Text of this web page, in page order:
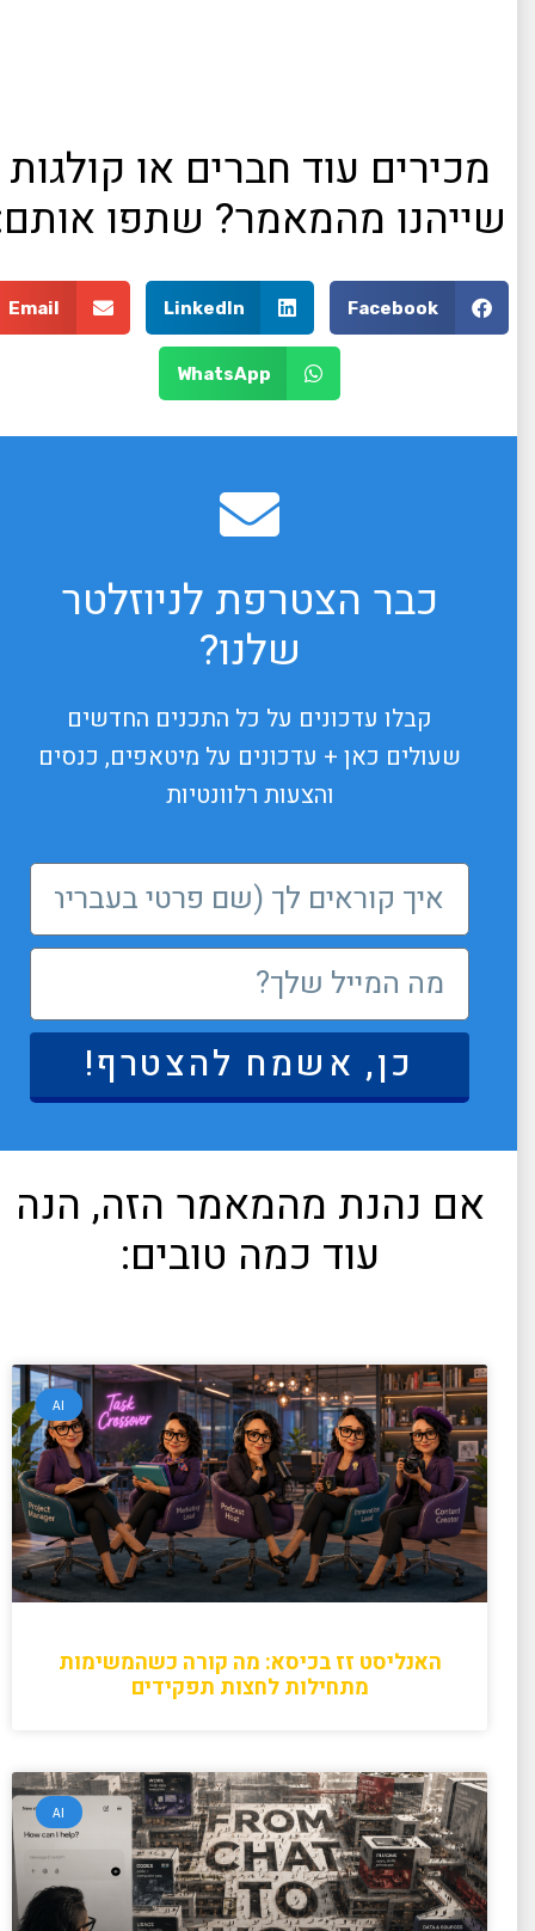
מכירים עוד חברים או קולגות
שייהנו מהמאמר? שתפו אותם:
Facebook
LinkedIn
Email
WhatsApp
כבר הצטרפת לניוזלטר
שלנו?
קבלו עדכונים על כל התכנים החדשים
שעולים כאן + עדכונים על מיטאפים, כנסים
והצעות רלוונטיות
כן, אשמח להצטרף!
אם נהנת מהמאמר הזה, הנה
עוד כמה טובים:
AI
האנליסט זז בכיסא: מה קורה כשהמשימות
מתחילות לחצות תפקידים
AI